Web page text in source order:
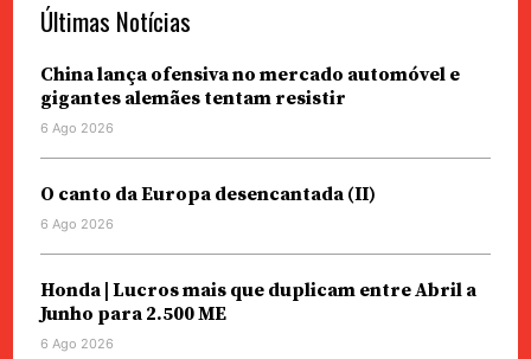
Últimas Notícias
China lança ofensiva no mercado automóvel e
gigantes alemães tentam resistir
6 Ago 2026
O canto da Europa desencantada (II)
6 Ago 2026
Honda | Lucros mais que duplicam entre Abril a
Junho para 2.500 ME
6 Ago 2026